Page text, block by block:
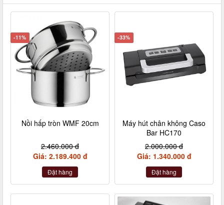
-11%
Nồi hấp tròn WMF 20cm
2.460.000 đ
Giá: 2.189.400 đ
Đặt hàng
-33%
Máy hút chân không Caso
Bar HC170
2.000.000 đ
Giá: 1.340.000 đ
Đặt hàng